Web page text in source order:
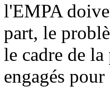
l'EMPA
part, le
le cadre de
engagés